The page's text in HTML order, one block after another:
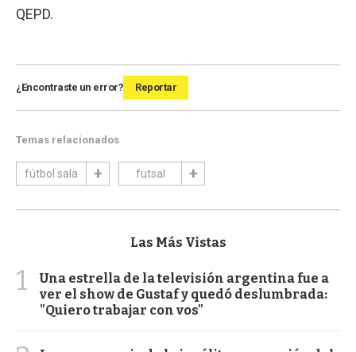
QEPD.
¿Encontraste un error? Reportar
Temas relacionados
fútbol sala futsal
Las Más Vistas
1
Una estrella de la televisión argentina fue a
ver el show de Gustaf y quedó deslumbrada:
"Quiero trabajar con vos"